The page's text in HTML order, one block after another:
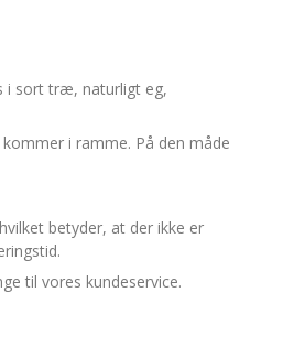
i sort træ, naturligt eg,
i ramme. På den måde
betyder, at der ikke er
til vores kundeservice.